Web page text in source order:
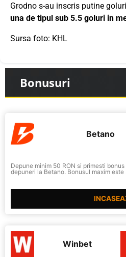
Grodno s-au inscris putine
una de tipul sub 5.5 goluri in
Sursa foto: KHL
Bonusuri
Betano
Depune minim 50 RON si primesti
depuneri la Betano. Bonusul maxim
Winbet